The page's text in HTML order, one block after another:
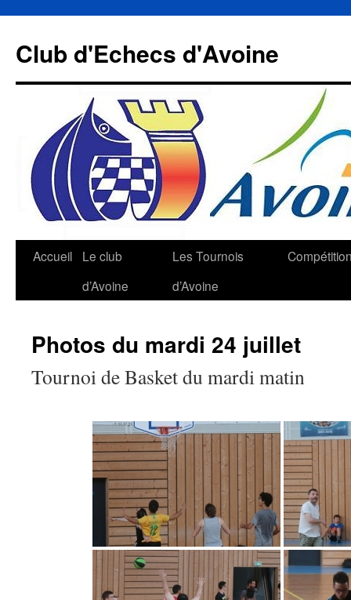
contenu
Club d'Echecs d'Avoine
Accueil
Le club
d’Avoine
Les Tournois
d’Avoine
Photos du mardi 24 juillet
Tournoi de Basket du mardi matin